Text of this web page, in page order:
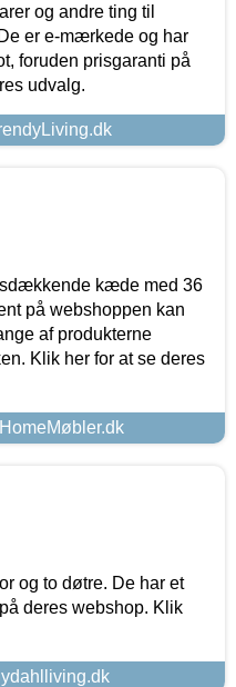
og andre ting til
er e-mærkede og har
foruden prisgaranti på
udvalg.
kæde med 36
på webshoppen kan
af produkterne
Klik her for at se deres
og to døtre. De har et
deres webshop. Klik